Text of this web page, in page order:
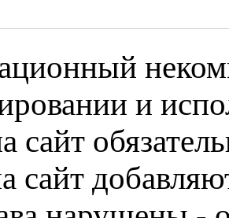
и
сайт
сайт